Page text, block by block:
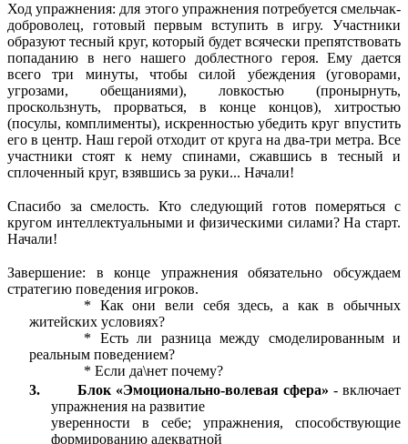
Ход упражнения: для этого упражнения потребуется смельчак-
доброволец, готовый первым вступить в игру. Участники
образуют тесный круг, который будет всячески препятствовать
попаданию в него нашего доблестного героя. Ему дается
всего три минуты, чтобы силой убеждения (уговорами,
угрозами, обещаниями), ловкостью (пронырнуть,
проскользнуть, прорваться, в конце концов), хитростью
(посулы, комплименты), искренностью убедить круг впустить
его в центр. Наш герой отходит от круга на два-три метра. Все
участники стоят к нему спинами, сжавшись в тесный и
сплоченный круг, взявшись за руки... Начали!
Спасибо за смелость. Кто следующий готов померяться с
кругом интеллектуальными и физическими силами? На старт.
Начали!
Завершение: в конце упражнения обязательно обсуждаем
стратегию поведения игроков.
Как они вели себя здесь, а как в обычных
житейских условиях?
Есть ли разница между смоделированным и
реальным поведением?
Если да\нет почему?
3. Блок «Эмоционально-волевая сфера» - включает
упражнения на развитие
уверенности в себе; упражнения, способствующие
формированию адекватной